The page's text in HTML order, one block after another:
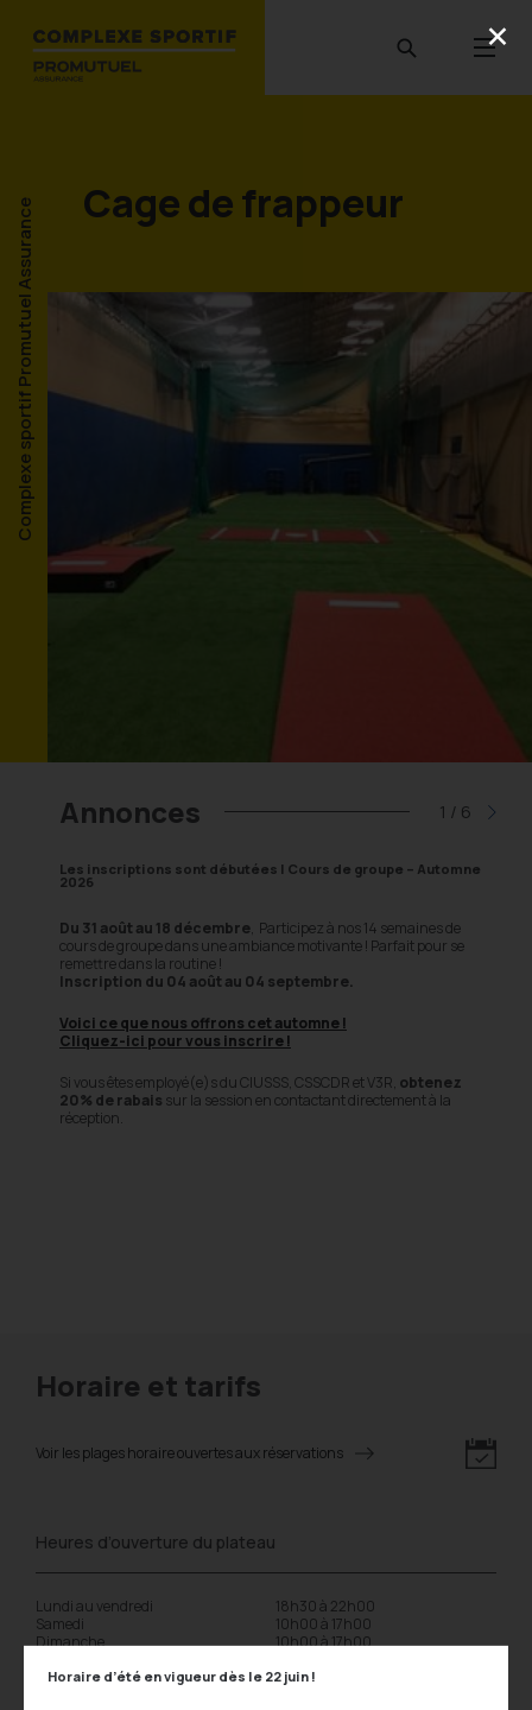
Complexe sportif Promutuel Assurance Cage de frappeur
Annonces 1 / 6
Les inscriptions sont débutées | Cours de groupe – Automne
2026
Du 31 août au 18 décembre, Participez à nos 14 semaines de
cours de groupe dans une ambiance motivante ! Parfait pour se
remettre dans la routine !
Inscription du 04 août au 04 septembre.
Voici ce que nous offrons cet automne !
Cliquez-ici pour vous inscrire !
Si vous êtes employé(e)s du CIUSSS, CSSCDR et V3R, obtenez
20% de rabais sur la session en contactant directement à la
réception.
Horaire et tarifs
Voir les plages horaire ouvertes aux réservations
Heures d’ouverture du plateau
Lundi au vendredi
18h30 à 22h00
Samedi
10h00 à 17h00
Dimanche
10h00 à 17h00
Horaire d’été en vigueur dès le 22 juin !